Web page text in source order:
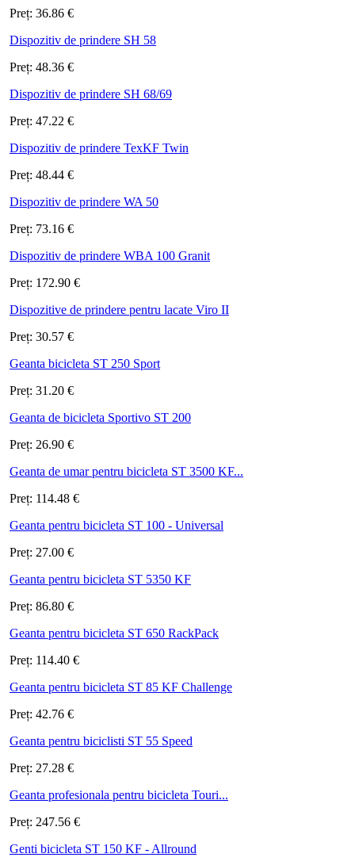
Preț: 36.86 €
Dispozitiv de prindere SH 58
Preț: 48.36 €
Dispozitiv de prindere SH 68/69
Preț: 47.22 €
Dispozitiv de prindere TexKF Twin
Preț: 48.44 €
Dispozitiv de prindere WA 50
Preț: 73.16 €
Dispozitiv de prindere WBA 100 Granit
Preț: 172.90 €
Dispozitive de prindere pentru lacate Viro II
Preț: 30.57 €
Geanta bicicleta ST 250 Sport
Preț: 31.20 €
Geanta de bicicleta Sportivo ST 200
Preț: 26.90 €
Geanta de umar pentru bicicleta ST 3500 KF...
Preț: 114.48 €
Geanta pentru bicicleta ST 100 - Universal
Preț: 27.00 €
Geanta pentru bicicleta ST 5350 KF
Preț: 86.80 €
Geanta pentru bicicleta ST 650 RackPack
Preț: 114.40 €
Geanta pentru bicicleta ST 85 KF Challenge
Preț: 42.76 €
Geanta pentru biciclisti ST 55 Speed
Preț: 27.28 €
Geanta profesionala pentru bicicleta Touri...
Preț: 247.56 €
Genti bicicleta ST 150 KF - Allround